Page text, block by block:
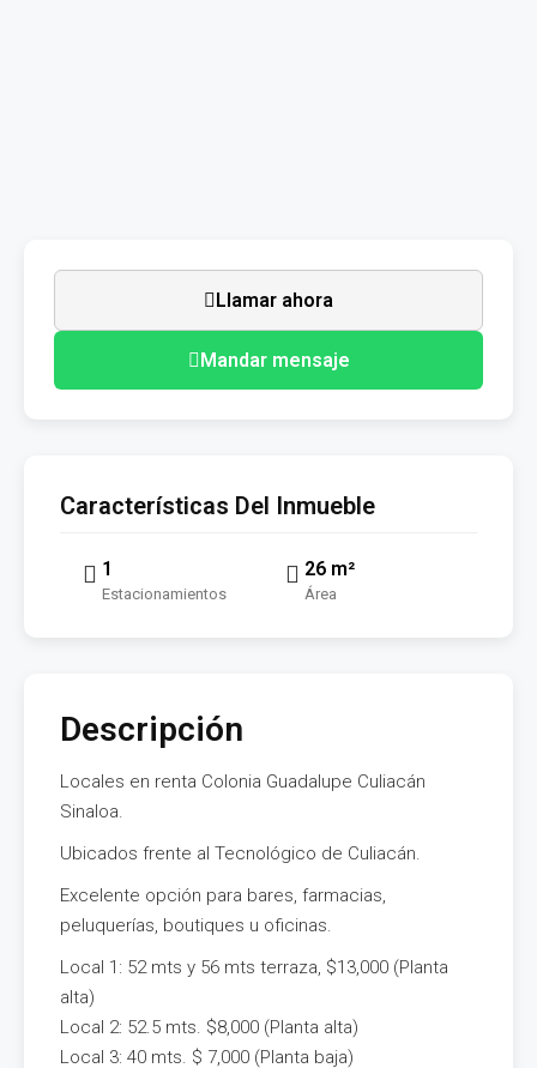
Llamar ahora
Mandar mensaje
Características Del Inmueble
1
Estacionamientos
26 m²
Área
Descripción
Locales en renta Colonia Guadalupe Culiacán
Sinaloa.
Ubicados frente al Tecnológico de Culiacán.
Excelente opción para bares, farmacias,
peluquerías, boutiques u oficinas.
Local 1: 52 mts y 56 mts terraza, $13,000 (Planta
alta)
Local 2: 52.5 mts. $8,000 (Planta alta)
Local 3: 40 mts. $ 7,000 (Planta baja)